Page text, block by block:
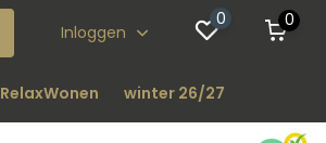
Inloggen
0 0
RelaxWonen winter 26/27